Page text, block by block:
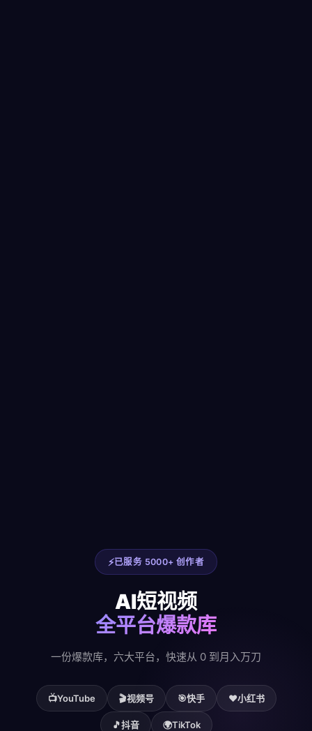
已服务 5000+ 创作者
AI短视频
全平台爆款库
一份爆款库，六大平台，快速从 0 到月入万刀
📺YouTube 🎬视频号 🎯快手 ❤️小红书
🎵抖音 🌍TikTok